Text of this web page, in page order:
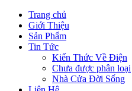
Trang chủ
Giới Thiệu
Sản Phẩm
Tin Tức
Kiến Thức Về Điện
Chưa được phân loại
Nhà Cửa Đời Sống